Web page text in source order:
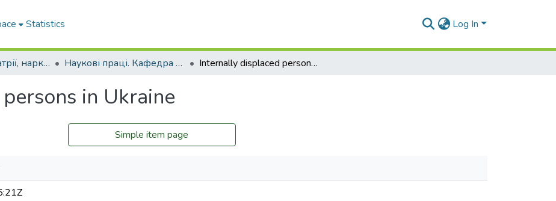
Statistics Log In
Кафедра психіатрії, наркології, медичної психології та соціальної роботи Наукові праці. Кафедра психіатрії, наркології, медичної психології та соціальної роботи Internally displaced persons in Ukraine
in Ukraine
Simple item page